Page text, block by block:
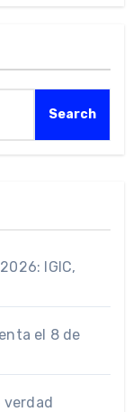
Search
IGIC,
el 8 de
verdad